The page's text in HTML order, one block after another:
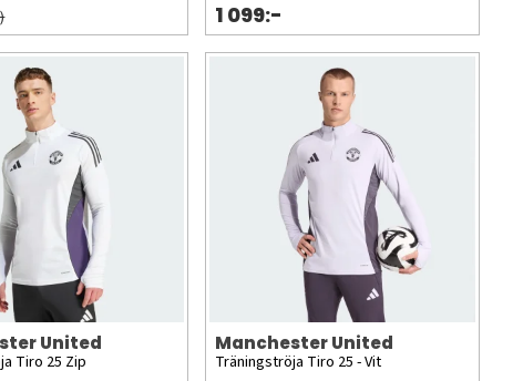
1 099:-
United
Tiro 25 Zip
Manchester United
Träningströja Tiro 25 - Vit